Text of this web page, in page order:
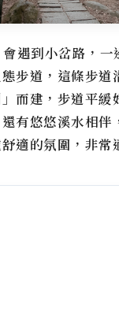
遇到小岔路，一
步道，這條步道
而建，步道平緩
有悠悠溪水相伴
適的氛圍，非常